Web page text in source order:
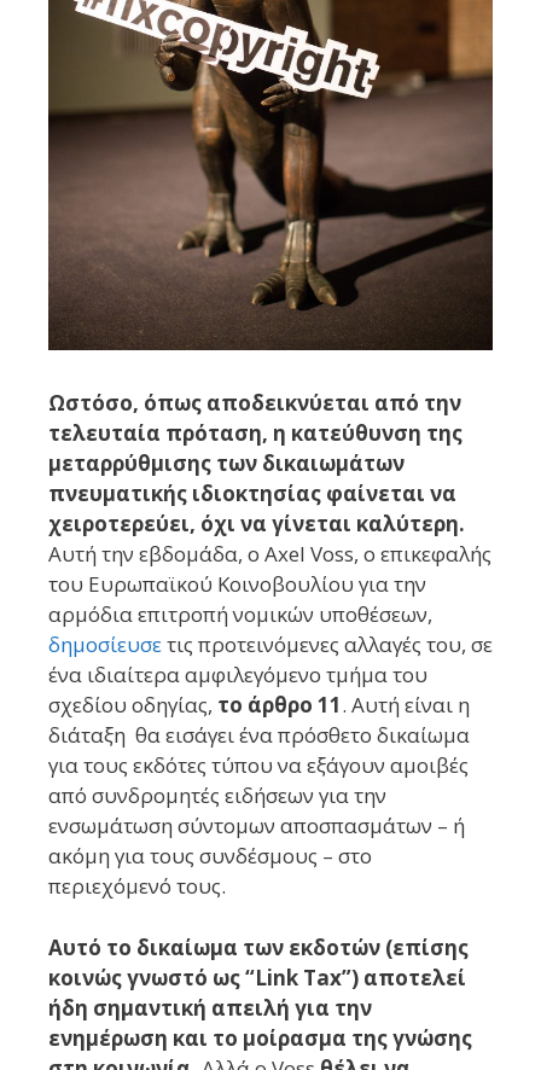
Ωστόσο, όπως αποδεικνύεται από την
τελευταία πρόταση, η κατεύθυνση της
μεταρρύθμισης των δικαιωμάτων
πνευματικής ιδιοκτησίας φαίνεται να
χειροτερεύει, όχι να γίνεται καλύτερη.
Αυτή την εβδομάδα, ο Axel Voss, ο επικεφαλής
του Ευρωπαϊκού Κοινοβουλίου για την
αρμόδια επιτροπή νομικών υποθέσεων,
δημοσίευσετις προτεινόμενες αλλαγές του, σε
ένα ιδιαίτερα αμφιλεγόμενο τμήμα του
σχεδίου οδηγίας, το άρθρο 11. Αυτή είναι η
διάταξη θα εισάγει ένα πρόσθετο δικαίωμα
για τους εκδότες τύπου να εξάγουν αμοιβές
από συνδρομητές ειδήσεων για την
ενσωμάτωση σύντομων αποσπασμάτων – ή
ακόμη για τους συνδέσμους – στο
περιεχόμενό τους.
Αυτό το δικαίωμα των εκδοτών (επίσης
κοινώς γνωστό ως “Link Tax”) αποτελεί
ήδη σημαντική απειλή για την
ενημέρωση και το μοίρασμα της γνώσης